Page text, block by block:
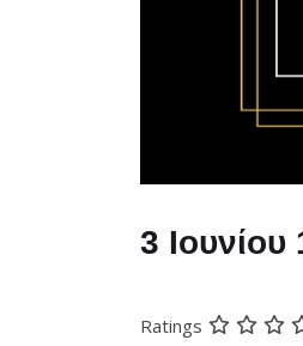
3
Ratings